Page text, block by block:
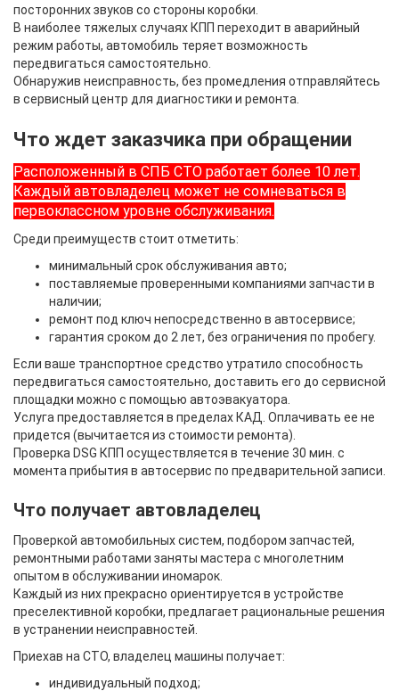
посторонних звуков со стороны коробки.
В наиболее тяжелых случаях КПП переходит в аварийный
режим работы, автомобиль теряет возможность
передвигаться самостоятельно.
Обнаружив неисправность, без промедления отправляйтесь
в сервисный центр для диагностики и ремонта.
Что ждет заказчика при обращении
Расположенный в СПБ СТО работает более 10 лет.
Каждый автовладелец может не сомневаться в
первоклассном уровне обслуживания.
Среди преимуществ стоит отметить:
минимальный срок обслуживания авто;
поставляемые проверенными компаниями запчасти в
наличии;
ремонт под ключ непосредственно в автосервисе;
гарантия сроком до 2 лет, без ограничения по пробегу.
Если ваше транспортное средство утратило способность
передвигаться самостоятельно, доставить его до сервисной
площадки можно с помощью автоэвакуатора.
Услуга предоставляется в пределах КАД. Оплачивать ее не
придется (вычитается из стоимости ремонта).
Проверка DSG КПП осуществляется в течение 30 мин. с
момента прибытия в автосервис по предварительной записи.
Что получает автовладелец
Проверкой автомобильных систем, подбором запчастей,
ремонтными работами заняты мастера с многолетним
опытом в обслуживании иномарок.
Каждый из них прекрасно ориентируется в устройстве
преселективной коробки, предлагает рациональные решения
в устранении неисправностей.
Приехав на СТО, владелец машины получает:
индивидуальный подход;